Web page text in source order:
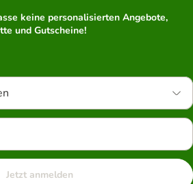
keine personalisierten Angebote,
und Gutscheine!
Jetzt anmelden